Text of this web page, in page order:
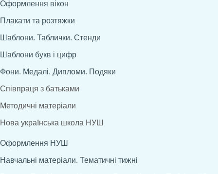
Оформлення вікон
Плакати та розтяжки
Шаблони. Таблички. Стенди
Шаблони букв і цифр
Фони. Медалі. Дипломи. Подяки
Співпраця з батьками
Методичні матеріали
Нова українська школа НУШ
Оформлення НУШ
Навчальні матеріали. Тематичні тижні